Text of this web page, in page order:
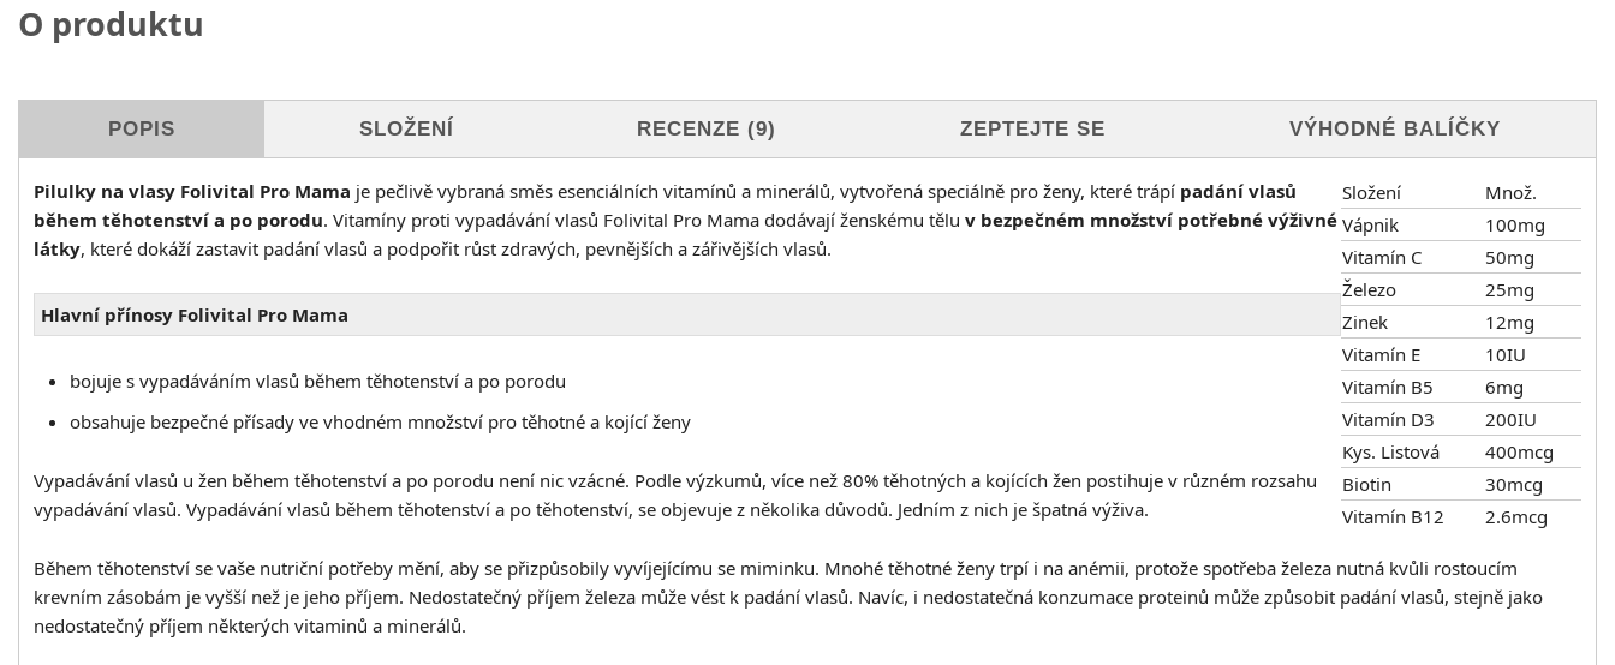
O produktu
POPIS SLOŽENÍ RECENZE (9) ZEPTEJTE SE VÝHODNÉ BALÍČKY
Složení
Množ.
Vápnik
100mg
Vitamín C
50mg
Železo
25mg
Zinek
12mg
Vitamín E
10IU
Vitamín B5
6mg
Vitamín D3
200IU
Kys. Listová
400mcg
Biotin
30mcg
Vitamín B12
2.6mcg
Pilulky na vlasy Folivital Pro Mama je pečlivě vybraná směs esenciálních vitamínů a minerálů, vytvořená speciálně pro ženy, které trápí padání vlasů
během těhotenství a po porodu. Vitamíny proti vypadávání vlasů Folivital Pro Mama dodávají ženskému tělu v bezpečném množství potřebné výživné
látky, které dokáží zastavit padání vlasů a podpořit růst zdravých, pevnějších a zářivějších vlasů.
Hlavní přínosy Folivital Pro Mama
bojuje s vypadáváním vlasů během těhotenství a po porodu
obsahuje bezpečné přísady ve vhodném množství pro těhotné a kojící ženy
Vypadávání vlasů u žen během těhotenství a po porodu není nic vzácné. Podle výzkumů, více než 80% těhotných a kojících žen postihuje v různém rozsahu
vypadávání vlasů. Vypadávání vlasů během těhotenství a po těhotenství, se objevuje z několika důvodů. Jedním z nich je špatná výživa.
Během těhotenství se vaše nutriční potřeby mění, aby se přizpůsobily vyvíjejícímu se miminku. Mnohé těhotné ženy trpí i na anémii, protože spotřeba železa nutná kvůli rostoucím
krevním zásobám je vyšší než je jeho příjem. Nedostatečný příjem železa může vést k padání vlasů. Navíc, i nedostatečná konzumace proteinů může způsobit padání vlasů, stejně jako
nedostatečný příjem některých vitaminů a minerálů.